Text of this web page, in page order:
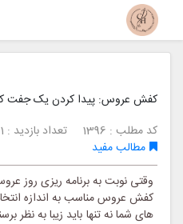
کفش عروس: پیدا کردن یک جفت
کد مطلب : 1396
تعداد بازدید : 921
مطالب مفید
وقتی نوبت به برنامه ریزی روز
کفش عروس مناسب به اندازه
های شما نه تنها باید زیبا به نظر